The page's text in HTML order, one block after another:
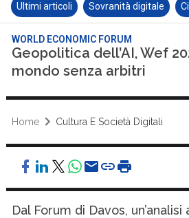
Ultimi articoli Sovranità digitale
WORLD ECONOMIC FORUM
Geopolitica dell’AI, Wef
mondo senza arbitri
Home Cultura E Società Digitali
Dal Forum di Davos,